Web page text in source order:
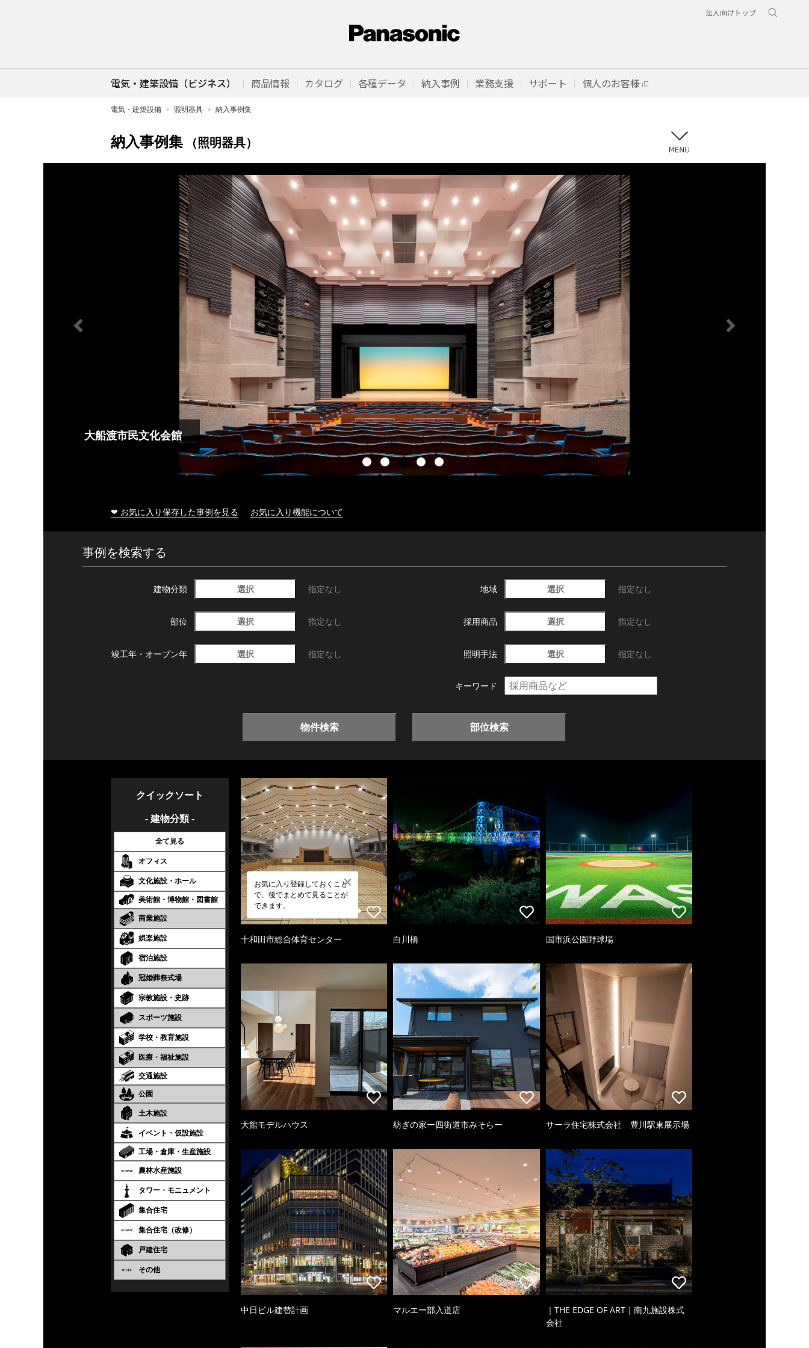
法人向けトップ
電気・建築設備（ビジネス） 商品情報 カタログ 各種データ 納入事例 業務支援 サポート 個人のお客様
電気・建築設備 照明器具 納入事例集
納入事例集 （照明器具）
大船渡市民文化会館
❤ お気に入り保存した事例を見る お気に入り機能について
事例を検索する
建物分類 選択 指定なし 地域 選択 指定なし
部位 選択 指定なし 採用商品 選択 指定なし
竣工年・ オープン年 選択 指定なし 照明手法 選択 指定なし
キーワード
物件検索 部位検索
クイックソート
- 建物分類 -
全て見る
オフィス
文化施設・ホール
美術館・博物館・図書館
商業施設
娯楽施設
宿泊施設
冠婚葬祭式場
宗教施設・史跡
スポーツ施設
学校・教育施設
医療・福祉施設
交通施設
公園
土木施設
イベント・仮設施設
工場・倉庫・生産施設
農林水産施設
タワー・モニュメント
集合住宅
集合住宅（改修）
戸建住宅
その他
お気に入り登録しておくこと
で、後でまとめて見ることが
できます。
十和田市総合体育センター 白川橋 国市浜公園野球場
大館モデルハウス 紡ぎの家ー四街道市みそらー サーラ住宅株式会社 豊川駅東展示場
中日ビル建替計画 マルエー部入道店
｜THE EDGE OF ART｜南九施設株式
会社